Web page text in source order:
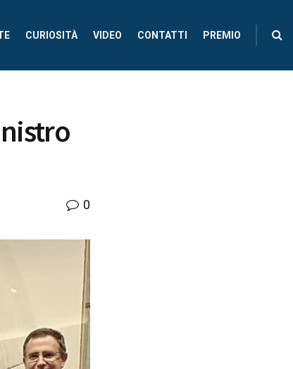
CURIOSITÀ VIDEO CONTATTI PREMIO
0